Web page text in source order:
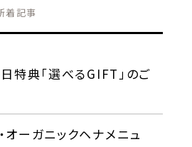
着記事
特典「選べるGIFT」のご
オーガニックヘナメニュ